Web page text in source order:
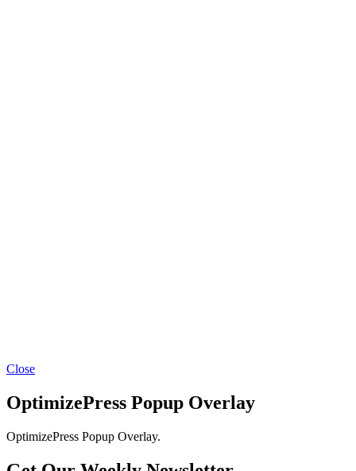
Close
OptimizePress Popup Overlay
OptimizePress Popup Overlay.